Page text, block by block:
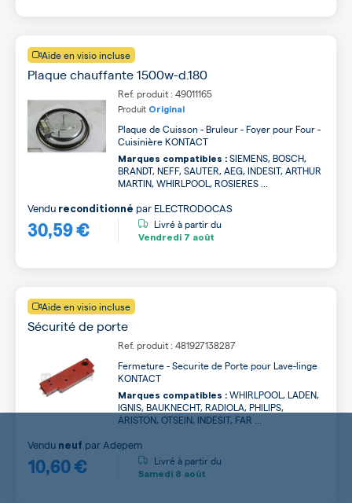
Aide en visio incluse
Plaque chauffante 1500w-d.180
Ref. produit : 49011165
Produit Original
Plaque de Cuisson - Bruleur - Foyer pour Four -
Cuisinière KONTACT
Marques compatibles : SIEMENS, BOSCH,
BRANDT, NEFF, SAUTER, AEG, INDESIT, ARTHUR
MARTIN, WHIRLPOOL, ROSIERES ...
30,59 €
Vendu reconditionné par ELECTRODOCAS
Livré à partir du
Vendredi 7 août
Aide en visio incluse
Sécurité de porte
Ref. produit : 481927138287
Fermeture - Securite de Porte pour Lave-linge
KONTACT
Marques compatibles : WHIRLPOOL, LADEN,
IGNIS, BAUKNECHT, RADIOLA, PHILIPS,
ARISTON, OTSEIN, INDESIT, FAR ...
10,60 €
Vendu neuf par Adepem
Livré à partir du
Samedi 8 août